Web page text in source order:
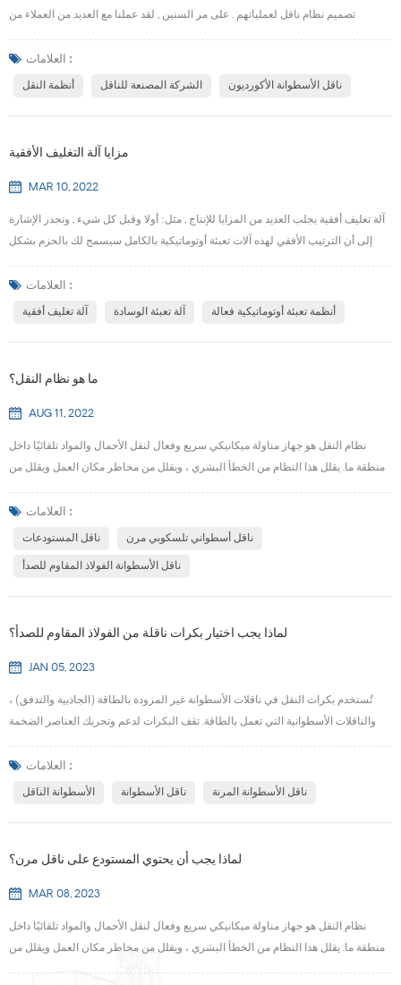
تصميم نظام ناقل لعملياتهم . على مر السنين , لقد عملنا مع العديد من العملاء من
أنواع عديدة من المنتجات: كبيرة , صغيرة , صناديق , أكياس , عجلات , أجزاء , والقائمة
العلامات :
أنظمة النقل الشركة المصنعة للناقل ناقل الأسطوانة الأكورديون
مزايا آلة التغليف الأفقية
MAR 10, 2022
آلة تغليف أفقية يجلب العديد من المزايا للإنتاج , مثل: أولا وقبل كل شيء , وتجدر الإشارة
إلى أن الترتيب الأفقي لهذه آلات تعبئة أوتوماتيكية بالكامل سيسمح لك بالحزم بشكل
الجدول الأولي لبدء العملية , القدرة على حزم أكثر من منتج في وقت واحد ； سلامة
العلامات :
آلة تغليف أفقية آلة تعبئة الوسادة أنظمة تعبئة أوتوماتيكية فعالة
ما هو نظام النقل؟
AUG 11, 2022
نظام النقل هو جهاز مناولة ميكانيكي سريع وفعال لنقل الأحمال والمواد تلقائيًا داخل
منطقة ما. يقلل هذا النظام من الخطأ البشري ، ويقلل من مخاطر مكان العمل ويقلل من
الثقيلة من نقطة إلى أخرى. ناقل مستودع قد تستخدم حزامًا أو عجلات أو بكرات أو سلسلة
العلامات :
ناقل المستودعات ناقل أسطواني تلسكوبي مرن
ناقل الأسطوانة الفولاذ المقاوم للصدأ
لماذا يجب اختيار بكرات ناقلة من الفولاذ المقاوم للصدأ؟
JAN 05, 2023
تُستخدم بكرات النقل في ناقلات الأسطوانة غير المزودة بالطاقة (الجاذبية والتدفق) ،
والناقلات الأسطوانية التي تعمل بالطاقة. تقف البكرات لدعم وتحريك العناصر الضخمة
بلاستيكية ، بكرات مجلفنة وبكرات فولاذية مقاومة للصدأ. فلماذا يجب أن يكون الفولاذ
العلامات :
الأسطوانة الناقل ناقل الأسطوانة ناقل الأسطوانة المرنة
لماذا يجب أن يحتوي المستودع على ناقل مرن؟
MAR 08, 2023
نظام النقل هو جهاز مناولة ميكانيكي سريع وفعال لنقل الأحمال والمواد تلقائيًا داخل
منطقة ما. يقلل هذا النظام من الخطأ البشري ، ويقلل من مخاطر مكان العمل ويقلل من